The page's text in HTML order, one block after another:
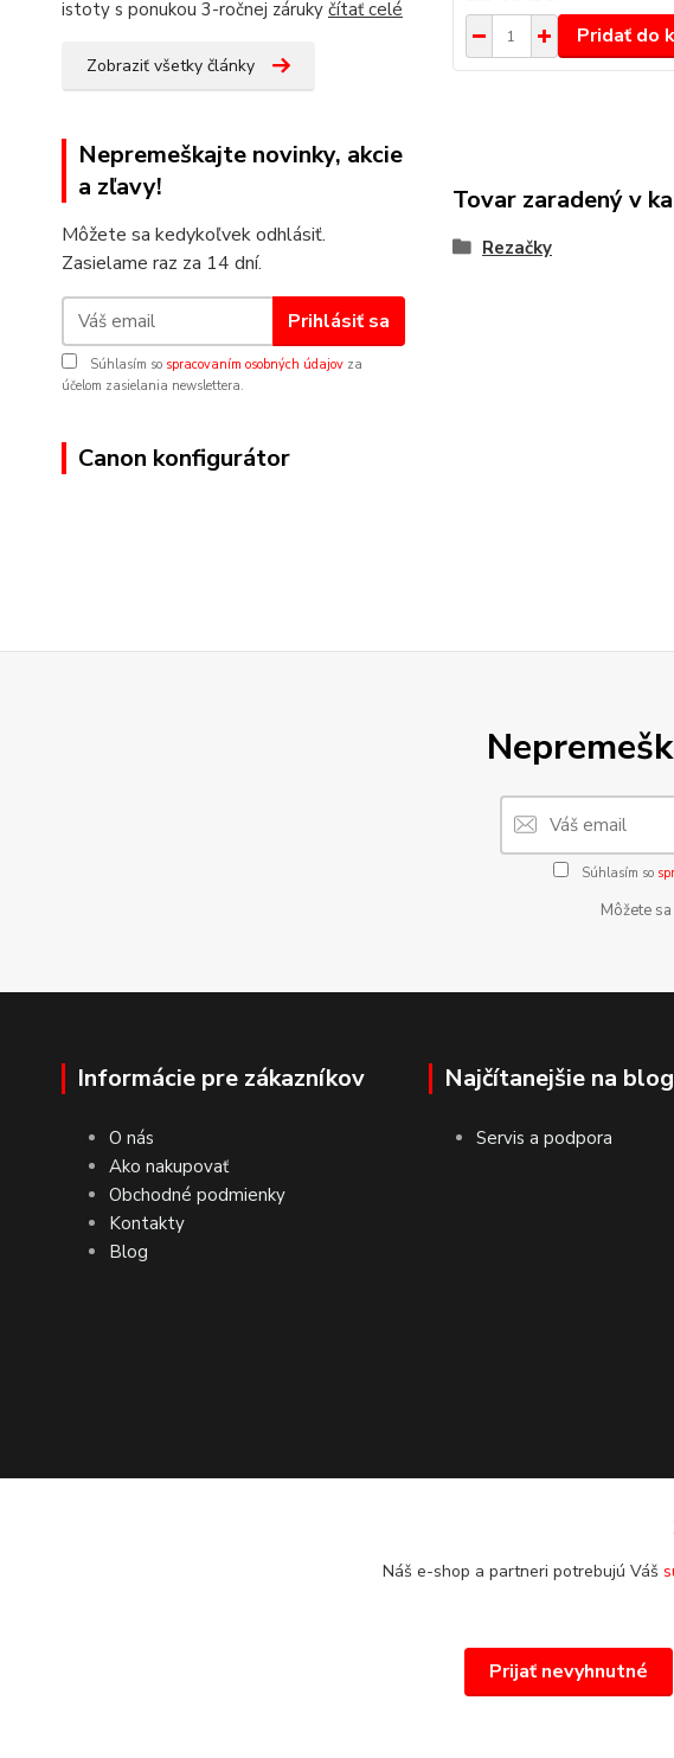
istoty s ponukou 3-ročnej záruky čítať celé
Zobraziť všetky články
Nepremeškajte novinky, akcie
a zľavy!
Môžete sa kedykoľvek odhlásiť.
Zasielame raz za 14 dní.
Prihlásiť sa
Súhlasím so spracovaním osobných údajov za
účelom zasielania newslettera.
Canon konfigurátor
Pridať do
Tovar zaradený v
Rezačky
Súhlasím so
Môžete
Informácie pre zákazníkov
O nás
Ako nakupovať
Obchodné podmienky
Kontakty
Blog
Najčítanejšie na
Servis a podpora
Náš e-shop a partneri potrebujú Váš
Prijať nevyhnutné